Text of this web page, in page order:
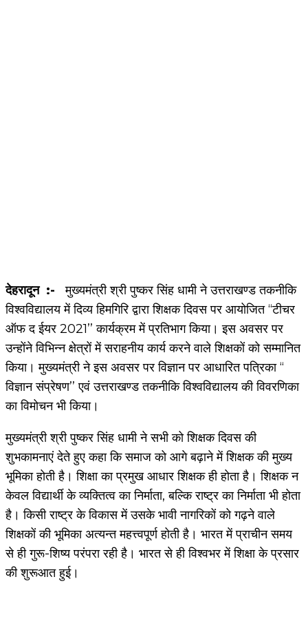
देहरादून :-मुख्यमंत्री श्री पुष्कर सिंह धामी ने उत्तराखण्ड तकनीकि
विश्वविद्यालय में दिव्य हिमगिरि द्वारा शिक्षक दिवस पर आयोजित ‘‘टीचर
ऑफ द ईयर 2021’’ कार्यक्रम में प्रतिभाग किया। इस अवसर पर
उन्होंने विभिन्न क्षेत्रों में सराहनीय कार्य करने वाले शिक्षकों को सम्मानित
किया। मुख्यमंत्री ने इस अवसर पर विज्ञान पर आधारित पत्रिका ‘‘
विज्ञान संप्रेषण’’ एवं उत्तराखण्ड तकनीकि विश्वविद्यालय की विवरणिका
का विमोचन भी किया।
मुख्यमंत्री श्री पुष्कर सिंह धामी ने सभी को शिक्षक दिवस की
शुभकामनाएं देते हुए कहा कि समाज को आगे बढ़ाने में शिक्षक की मुख्य
भूमिका होती है। शिक्षा का प्रमुख आधार शिक्षक ही होता है। शिक्षक न
केवल विद्यार्थी के व्यक्तित्व का निर्माता, बल्कि राष्ट्र का निर्माता भी होता
है। किसी राष्ट्र के विकास में उसके भावी नागरिकों को गढ़ने वाले
शिक्षकों की भूमिका अत्यन्त महत्त्वपूर्ण होती है। भारत में प्राचीन समय
से ही गुरू-शिष्य परंपरा रही है। भारत से ही विश्वभर में शिक्षा के प्रसार
की शुरूआत हुई।